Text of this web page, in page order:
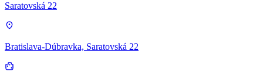
Saratovská 22
Bratislava-Dúbravka, Saratovská 22